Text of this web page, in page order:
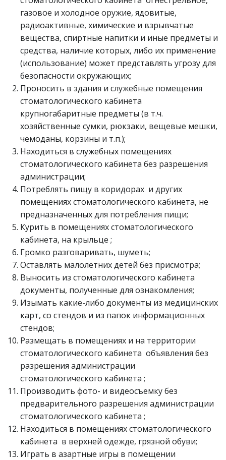
газовое и холодное оружие, ядовитые,
радиоактивные, химические и взрывчатые
вещества, спиртные напитки и иные предметы и
средства, наличие которых, либо их применение
(использование) может представлять угрозу для
безопасности окружающих;
Проносить в здания и служебные помещения
стоматологического кабинета
крупногабаритные предметы (в т.ч.
хозяйственные сумки, рюкзаки, вещевые мешки,
чемоданы, корзины и т.п.);
Находиться в служебных помещениях
стоматологического кабинета без разрешения
администрации;
Потреблять пищу в коридорах и других
помещениях стоматологического кабинета, не
предназначенных для потребления пищи;
Курить в помещениях стоматологического
кабинета, на крыльце ;
Громко разговаривать, шуметь;
Оставлять малолетних детей без присмотра;
Выносить из стоматологического кабинета
документы, полученные для ознакомления;
Изымать какие-либо документы из медицинских
карт, со стендов и из папок информационных
стендов;
Размещать в помещениях и на территории
стоматологического кабинета объявления без
разрешения администрации
стоматологического кабинета ;
Производить фото- и видеосъемку без
предварительного разрешения администрации
стоматологического кабинета ;
Находиться в помещениях стоматологического
кабинета в верхней одежде, грязной обуви;
Играть в азартные игры в помещении